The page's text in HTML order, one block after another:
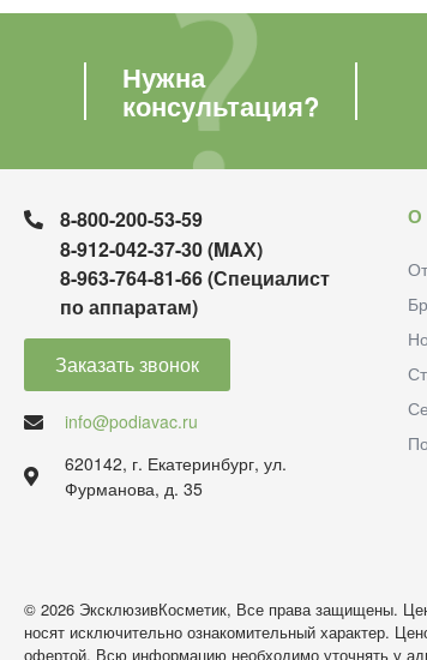
Нужна
консультация?
8-800-200-53-59
8-912-042-37-30 (MAХ)
8-963-764-81-66 (Специалист
по аппаратам)
Заказать звонок
info@podiavac.ru
620142, г. Екатеринбург, ул.
Фурманова, д. 35
О
© 2026 ЭксклюзивКосметик, Все права защищены.
носят исключительно ознакомительный характер.
офертой. Всю информацию необходимо уточнять у